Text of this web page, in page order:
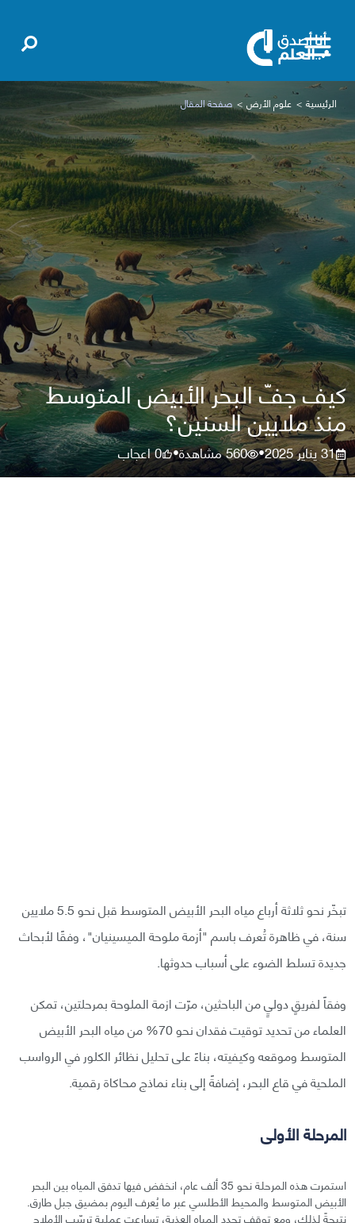
الرئيسية علوم الأرض صفحة المقال
كيف جفّ البحر الأبيض المتوسط
منذ ملايين السنين؟
31 يناير 2025 •
560مشاهدة•
0اعجاب
تبخّر نحو ثلاثة أرباع مياه البحر الأبيض المتوسط قبل نحو 5.5 ملايين
سنة، في ظاهرة تُعرف باسم "أزمة ملوحة الميسينيان"، وفقًا لأبحاث
جديدة تسلط الضوء على أسباب حدوثها.
وفقاً لفريقٍ دوليٍ من الباحثين، مرّت ازمة الملوحة بمرحلتين، تمكن
العلماء من تحديد توقيت فقدان نحو 70% من مياه البحر الأبيض
المتوسط وموقعه وكيفيته، بناءً على تحليل نظائر الكلور في الرواسب
الملحية في قاع البحر، إضافةً إلى بناء نماذج محاكاة رقمية.
المرحلة الأولى
استمرت هذه المرحلة نحو 35 ألف عام، انخفض فيها تدفق المياه بين البحر
الأبيض المتوسط والمحيط الأطلسي عبر ما يُعرف اليوم بمضيق جبل طارق.
نتيجةً لذلك، ومع توقف تجدد المياه العذبة، تسارعت عملية ترسّب الأملاح